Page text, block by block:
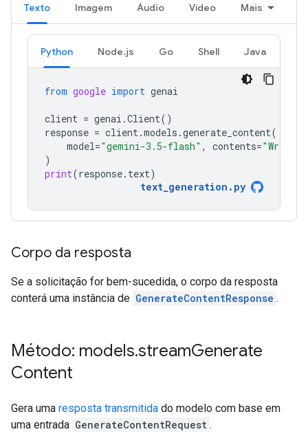
Texto Imagem Áudio Vídeo Mais
Python Node.js Go Shell Java
from google import genai
client = genai .Client()
response = client.models .generate_content(
model="gemini-3.5-flash" , contents="Write
)
print(response. text)
text_generation . py
Corpo da resposta
Se a solicitação for bem-sucedida, o corpo da resposta
conterá uma instância de GenerateContentResponse .
Método: models.streamGenerate
Content
Gera uma resposta transmitida do modelo com base em
uma entrada GenerateContentRequest .